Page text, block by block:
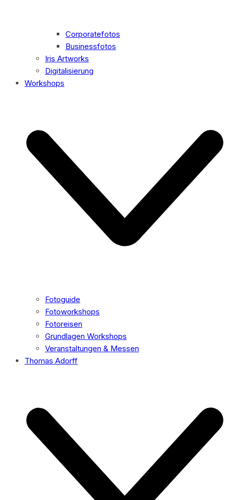
Corporatefotos
Businessfotos
Iris Artworks
Digitalisierung
Workshops
Fotoguide
Fotoworkshops
Fotoreisen
Grundlagen Workshops
Veranstaltungen & Messen
Thomas Adorff